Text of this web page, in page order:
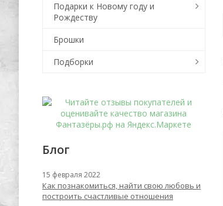
Подарки к Новому году и
Рождеству
Брошки
Подборки
Блог
15 февраля 2022
Как познакомиться, найти свою любовь и
построить счастливые отношения